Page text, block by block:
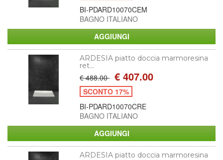
BI-PDARD10070CEM
BAGNO ITALIANO
ARDESIA piatto doccia marmoresina
ret...
€ 488.00 € 407.00
SCONTO 17%
BI-PDARD10070CRE
BAGNO ITALIANO
ARDESIA piatto doccia marmoresina